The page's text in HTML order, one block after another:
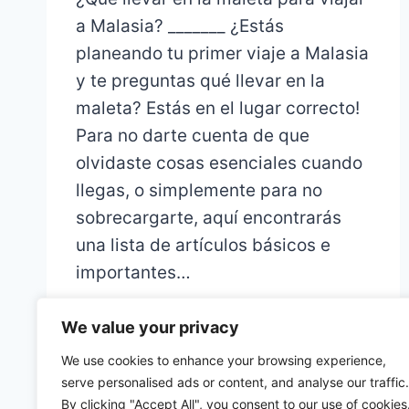
We value your privacy
We use cookies to enhance your browsing experience,
serve personalised ads or content, and analyse our traffic.
By clicking "Accept All", you consent to our use of
a Malasia? _______ ¿Estás
planeando tu primer viaje a Malasia
y te preguntas qué llevar en la
maleta? Estás en el lugar correcto!
Para no darte cuenta de que
olvidaste cosas esenciales cuando
llegas, o simplemente para no
sobrecargarte, aquí encontrarás
una lista de artículos básicos e
importantes…